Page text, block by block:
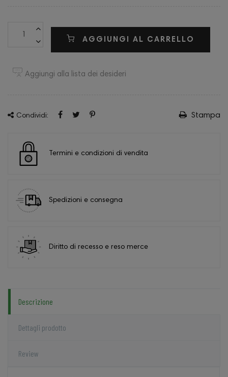
AGGIUNGI AL CARRELLO
Aggiungi alla lista dei desideri
Condividi: Stampa
Termini e condizioni di vendita
Spedizioni e consegna
Diritto di recesso e reso merce
Descrizione
Dettagli prodotto
Review